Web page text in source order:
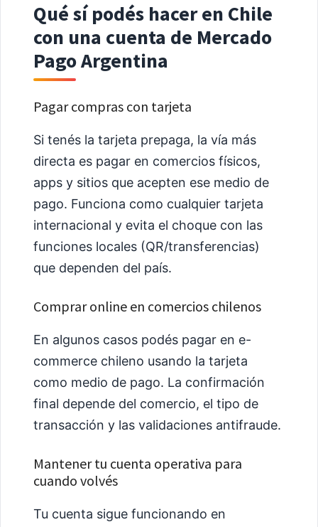
Qué sí podés hacer en Chile
con una cuenta de Mercado
Pago Argentina
Pagar compras con tarjeta
Si tenés la tarjeta prepaga, la vía más
directa es pagar en comercios físicos,
apps y sitios que acepten ese medio de
pago. Funciona como cualquier tarjeta
internacional y evita el choque con las
funciones locales (QR/transferencias)
que dependen del país.
Comprar online en comercios chilenos
En algunos casos podés pagar en e-
commerce chileno usando la tarjeta
como medio de pago. La confirmación
final depende del comercio, el tipo de
transacción y las validaciones antifraude.
Mantener tu cuenta operativa para
cuando volvés
Tu cuenta sigue funcionando en